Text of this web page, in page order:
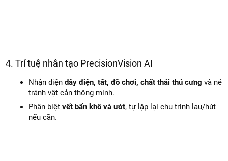
4. Trí tuệ nhân tạo PrecisionVision AI
Nhận diệndây điện, tất, đồ chơi, chất thải thú cưng và né
tránh vật cản thông minh.
Phân biệtvết bẩn khô và ướt, tự lặp lại chu trình lau/hút
nếu cần.